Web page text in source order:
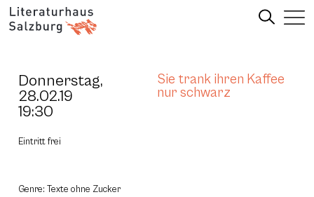
Donnerstag,
28.02.19
19:30
Sie trank ihren Kaffee
nur schwarz
Eintritt frei
Genre: Texte ohne Zucker